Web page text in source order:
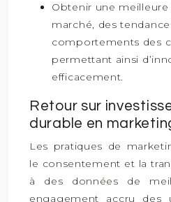
Obtenir une
marché, des
comportements des
permettant ainsi
efficacement.
Retour sur
durable en
Les pratiques de
le consentement et la
à des données de
engagement accru des